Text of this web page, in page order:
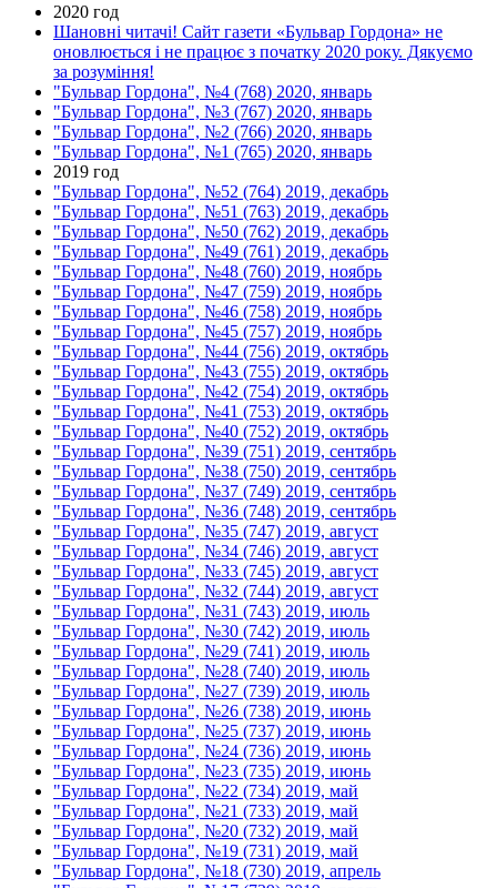
2020 год
Шановні читачі! Сайт газети «Бульвар Гордона» не
оновлюється і не працює з початку 2020 року. Дякуємо
за розуміння!
"Бульвар Гордона", №4 (768) 2020, январь
"Бульвар Гордона", №3 (767) 2020, январь
"Бульвар Гордона", №2 (766) 2020, январь
"Бульвар Гордона", №1 (765) 2020, январь
2019 год
"Бульвар Гордона", №52 (764) 2019, декабрь
"Бульвар Гордона", №51 (763) 2019, декабрь
"Бульвар Гордона", №50 (762) 2019, декабрь
"Бульвар Гордона", №49 (761) 2019, декабрь
"Бульвар Гордона", №48 (760) 2019, ноябрь
"Бульвар Гордона", №47 (759) 2019, ноябрь
"Бульвар Гордона", №46 (758) 2019, ноябрь
"Бульвар Гордона", №45 (757) 2019, ноябрь
"Бульвар Гордона", №44 (756) 2019, октябрь
"Бульвар Гордона", №43 (755) 2019, октябрь
"Бульвар Гордона", №42 (754) 2019, октябрь
"Бульвар Гордона", №41 (753) 2019, октябрь
"Бульвар Гордона", №40 (752) 2019, октябрь
"Бульвар Гордона", №39 (751) 2019, сентябрь
"Бульвар Гордона", №38 (750) 2019, сентябрь
"Бульвар Гордона", №37 (749) 2019, сентябрь
"Бульвар Гордона", №36 (748) 2019, сентябрь
"Бульвар Гордона", №35 (747) 2019, август
"Бульвар Гордона", №34 (746) 2019, август
"Бульвар Гордона", №33 (745) 2019, август
"Бульвар Гордона", №32 (744) 2019, август
"Бульвар Гордона", №31 (743) 2019, июль
"Бульвар Гордона", №30 (742) 2019, июль
"Бульвар Гордона", №29 (741) 2019, июль
"Бульвар Гордона", №28 (740) 2019, июль
"Бульвар Гордона", №27 (739) 2019, июль
"Бульвар Гордона", №26 (738) 2019, июнь
"Бульвар Гордона", №25 (737) 2019, июнь
"Бульвар Гордона", №24 (736) 2019, июнь
"Бульвар Гордона", №23 (735) 2019, июнь
"Бульвар Гордона", №22 (734) 2019, май
"Бульвар Гордона", №21 (733) 2019, май
"Бульвар Гордона", №20 (732) 2019, май
"Бульвар Гордона", №19 (731) 2019, май
"Бульвар Гордона", №18 (730) 2019, апрель